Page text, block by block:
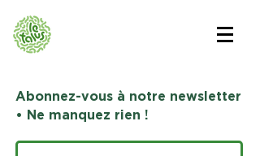
Abonnez-vous à notre newsletter
• Ne manquez rien !